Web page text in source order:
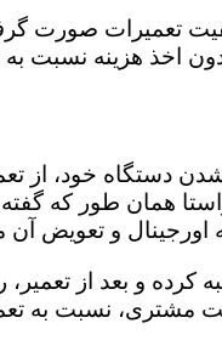
تعمیرات صورت
اخذ هزینه نسبت
دستگاه خود، از
همان طور که
اورجینال و تعویض
و بعد از تعمیر،
مشتری، نسبت به